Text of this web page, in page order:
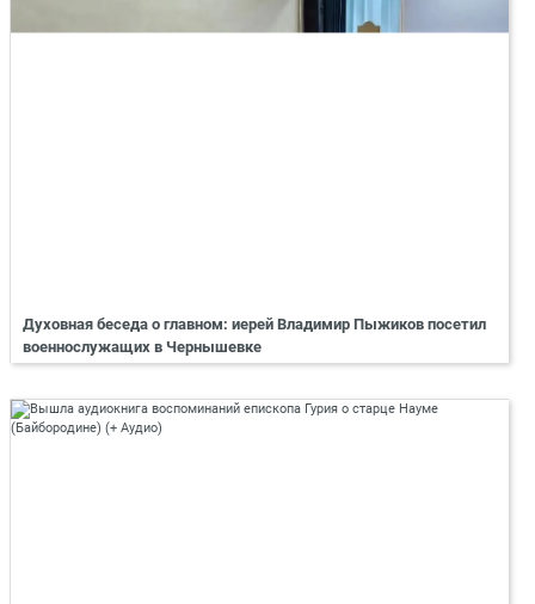
Духовная беседа о главном: иерей Владимир Пыжиков посетил
военнослужащих в Чернышевке